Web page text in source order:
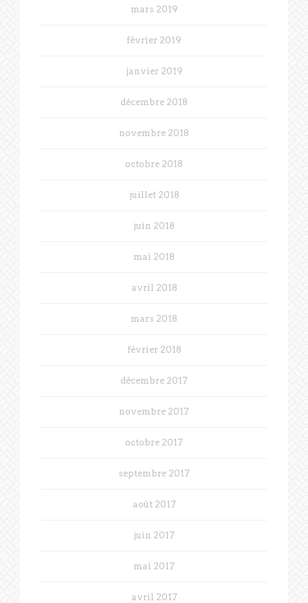
mars 2019
février 2019
janvier 2019
décembre 2018
novembre 2018
octobre 2018
juillet 2018
juin 2018
mai 2018
avril 2018
mars 2018
février 2018
décembre 2017
novembre 2017
octobre 2017
septembre 2017
août 2017
juin 2017
mai 2017
avril 2017